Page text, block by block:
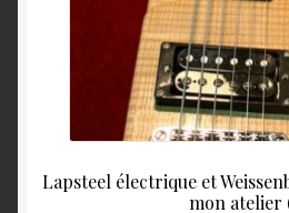
Lapsteel électrique et
mon atelier